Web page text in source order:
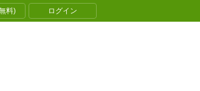
料) ログイン